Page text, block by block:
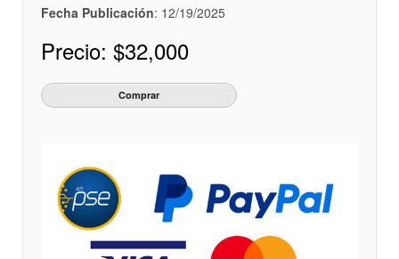
Fecha Publicación: 12/19/2025
Precio: $32,000